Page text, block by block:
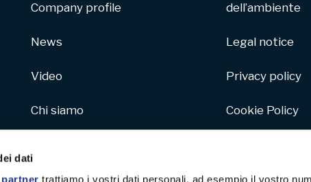
dati
trattiamo i vostri dati personali, ad esempio il vostro
Company profile
News
Video
Chi siamo
Hive
dell’ambiente
Legal notice
Privacy policy
Cookie Policy